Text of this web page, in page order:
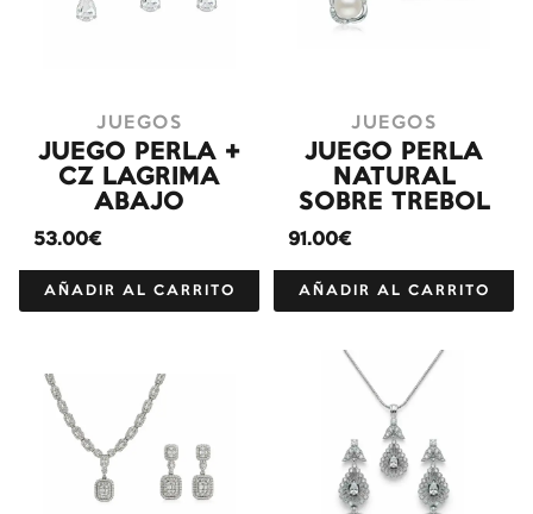
JUEGOS
JUEGO PERLA +
CZ LAGRIMA
ABAJO
53.00€
AÑADIR AL CARRITO
JUEGOS
JUEGO PERLA
NATURAL
SOBRE TREBOL
91.00€
AÑADIR AL CARRITO